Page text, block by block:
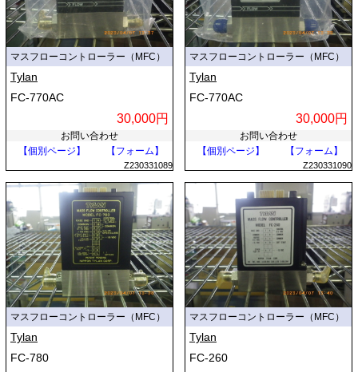
マスフローコントローラー（MFC）
Tylan
FC-770AC
30,000円
お問い合わせ
【個別ページ】
【フォーム】
Z230331089
マスフローコントローラー（MFC）
Tylan
FC-770AC
30,000円
お問い合わせ
【個別ページ】
【フォーム】
Z230331090
マスフローコントローラー（MFC）
Tylan
FC-780
マスフローコントローラー（MFC）
Tylan
FC-260